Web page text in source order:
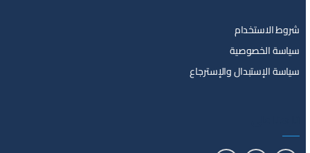
شروط الاستخدام
سياسة الخصوصية
سياسة الإستبدال والإسترجاع